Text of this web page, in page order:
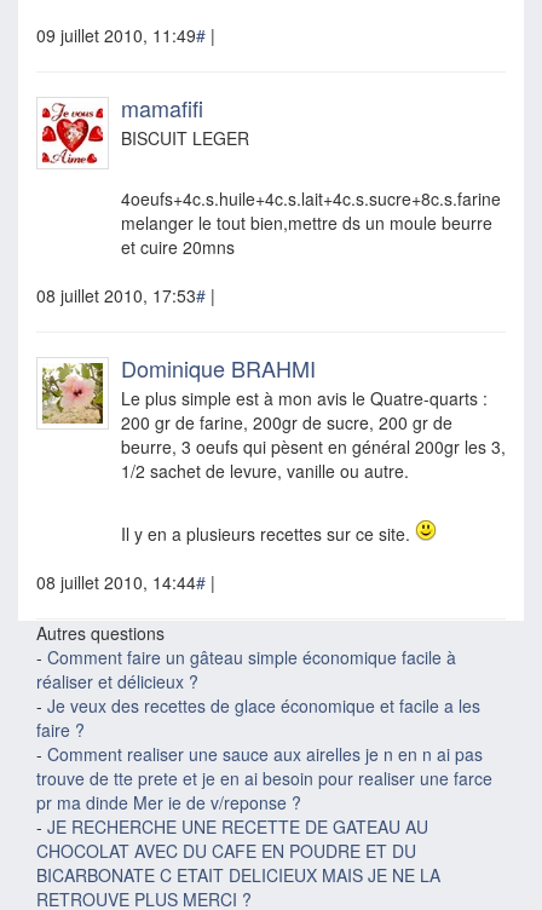
09 juillet 2010, 11:49# |
mamafifi
BISCUIT LEGER
4oeufs+4c.s.huile+4c.s.lait+4c.s.sucre+8c.s.farine
melanger le tout bien,mettre ds un moule beurre
et cuire 20mns
08 juillet 2010, 17:53# |
Dominique BRAHMI
Le plus simple est à mon avis le Quatre-quarts :
200 gr de farine, 200gr de sucre, 200 gr de
beurre, 3 oeufs qui pèsent en général 200gr les 3,
1/2 sachet de levure, vanille ou autre.
Il y en a plusieurs recettes sur ce site.
08 juillet 2010, 14:44# |
Autres questions
- Comment faire un gâteau simple économique facile à
réaliser et délicieux ?
- Je veux des recettes de glace économique et facile a les
faire ?
- Comment realiser une sauce aux airelles je n en n ai pas
trouve de tte prete et je en ai besoin pour realiser une farce
pr ma dinde Mer ie de v/reponse ?
- JE RECHERCHE UNE RECETTE DE GATEAU AU
CHOCOLAT AVEC DU CAFE EN POUDRE ET DU
BICARBONATE C ETAIT DELICIEUX MAIS JE NE LA
RETROUVE PLUS MERCI ?